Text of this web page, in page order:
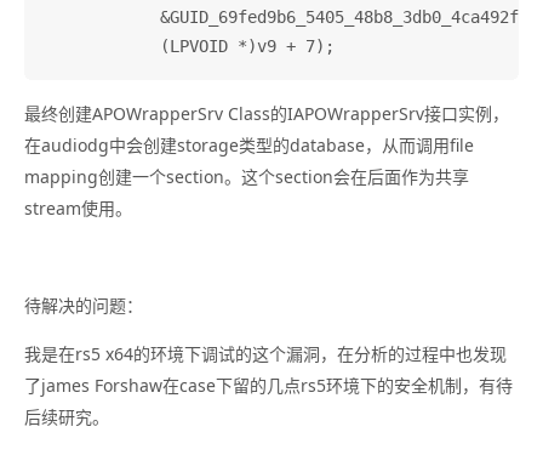
最终创建APOWrapperSrv Class的IAPOWrapperSrv接口实例，
在audiodg中会创建storage类型的database，从而调用file
mapping创建一个section。这个section会在后面作为共享
stream使用。
待解决的问题：
我是在rs5 x64的环境下调试的这个漏洞，在分析的过程中也发现
了james Forshaw在case下留的几点rs5环境下的安全机制，有待
后续研究。